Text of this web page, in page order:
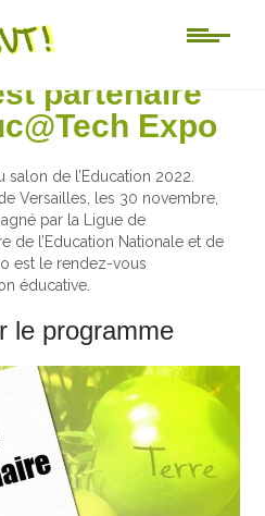
partenaire
Expo
de l’Education 2022.
Versailles, les 30 novembre,
par la Ligue de
de l’Education Nationale et de
est le rendez-vous
éducative.
le programme